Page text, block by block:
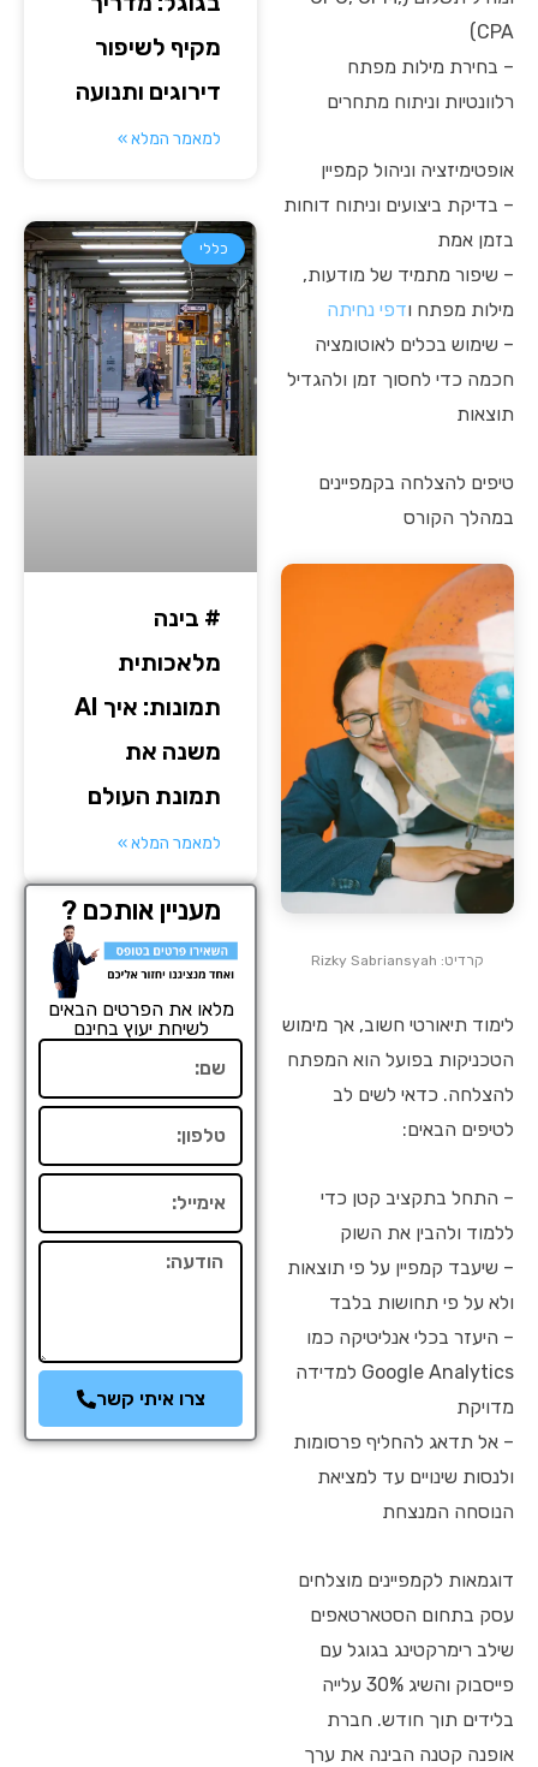
CPA)
– בחירת מילות מפתח
רלוונטיות וניתוח מתחרים
אופטימיזציה וניהול קמפיין
– בדיקת ביצועים וניתוח דוחות
בזמן אמת
– שיפור מתמיד של מודעות,
מילות מפתח ודפי נחיתה
– שימוש בכלים לאוטומציה
חכמה כדי לחסוך זמן ולהגדיל
תוצאות
טיפים להצלחה בקמפיינים
במהלך הקורס
קרדיט: Rizky Sabriansyah
לימוד תיאורטי חשוב, אך מימוש
הטכניקות בפועל הוא המפתח
להצלחה. כדאי לשים לב
לטיפים הבאים:
– התחל בתקציב קטן כדי
ללמוד ולהבין את השוק
– שיעבד קמפיין על פי תוצאות
ולא על פי תחושות בלבד
– היעזר בכלי אנליטיקה כמו
Google Analytics למדידה
מדויקת
– אל תדאג להחליף פרסומות
ולנסות שינויים עד למציאת
הנוסחה המנצחת
דוגמאות לקמפיינים מוצלחים
עסק בתחום הסטארטאפים
שילב רימרקטינג בגוגל עם
פייסבוק והשיג 30% עלייה
בלידים תוך חודש. חברת
אופנה קטנה הבינה את ערך
מקיף לשיפור
דירוגים ותנועה
למאמר המלא »
כללי
# בינה
מלאכותית
תמונות: איך AI
משנה את
תמונת העולם
למאמר המלא »
מעניין אותכם ?
מלאו את הפרטים הבאים
לשיחת יעוץ בחינם
הודעה
צרו איתי קשר